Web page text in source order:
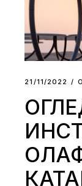
21/11/2022